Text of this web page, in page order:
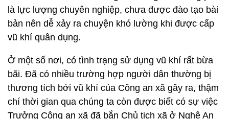
là lực lượng chuyên nghiệp, chưa được đào tạo bài
bản nên dễ xảy ra chuyện khó lường khi được cấp
vũ khí quân dụng.
Ở một số nơi, có tình trạng sử dụng vũ khí rất bừa
bãi. Đã có nhiều trường hợp người dân thường bị
thương tích bởi vũ khí của Công an xã gây ra, thậm
chí thời gian qua chúng ta còn được biết có sự việc
Trưởng Công an xã đã bắn Chủ tịch xã ở Nghệ An